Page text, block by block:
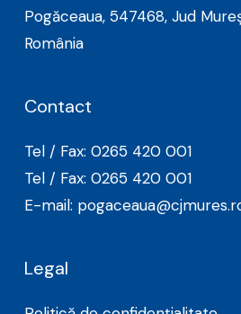
Pogăceaua, 547468, Jud
România
Contact
Tel / Fax: 0265 420 001
Tel / Fax: 0265 420 001
E-mail:
Legal